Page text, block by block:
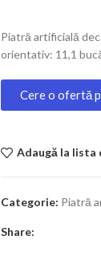
Piatră artificială
orientativ: 11,1
Cere o ofertă
Adaugă la lista
Categorie: Piatră
Share: